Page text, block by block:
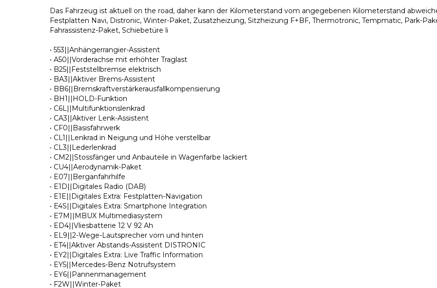
Das Fahrzeug ist aktuell on the road, daher kann der Kilometerstand vom angegebenen Kilometerstand
Festplatten Navi, Distronic, Winter-Paket, Zusatzheizung, Sitzheizung F+BF, Thermotronic, Tempmatic, Park-
Fahrassistenz-Paket, Schiebetüre li
• 553||Anhängerrangier-Assistent
• A50||Vorderachse mit erhöhter Traglast
• B25||Feststellbremse elektrisch
• BA3||Aktiver Brems-Assistent
• BB6||Bremskraftverstärkerausfallkompensierung
• BH1||HOLD-Funktion
• C6L||Multifunktionslenkrad
• CA3||Aktiver Lenk-Assistent
• CF0||Basisfahrwerk
• CL1||Lenkrad in Neigung und Höhe verstellbar
• CL3||Lederlenkrad
• CM2||Stossfänger und Anbauteile in Wagenfarbe lackiert
• CU4||Aerodynamik-Paket
• E07||Berganfahrhilfe
• E1D||Digitales Radio (DAB)
• E1E||Digitales Extra: Festplatten-Navigation
• E4S||Digitales Extra: Smartphone Integration
• E7M||MBUX Multimediasystem
• ED4||Vliesbatterie 12 V 92 Ah
• EL9||2-Wege-Lautsprecher vorn und hinten
• ET4||Aktiver Abstands-Assistent DISTRONIC
• EY2||Digitales Extra: Live Traffic Information
• EY5||Mercedes-Benz Notrufsystem
• EY6||Pannenmanagement
• F2W||Winter-Paket